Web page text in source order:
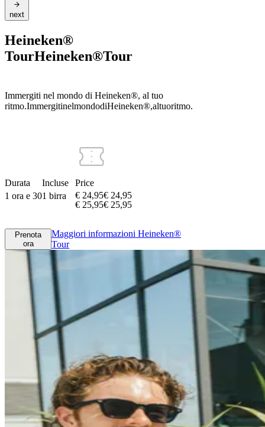
next
Heineken®
TourHeineken®Tour
Immergiti nel mondo di Heineken®, al tuo
ritmo.ImmergitinelmondodiHeineken®,altuoritmo.
Durata
1 ora e 30
Incluse
1 birra
Price
€ 24,95€ 24,95
€ 25,95€ 25,95
Prenota
ora
Maggiori informazioni Heineken®
Tour